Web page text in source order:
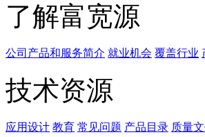
了解富宽源
公司产品和服务简介 就业机会 覆盖行业
技术资源
应用设计 教育 常见问题 产品目录 质量